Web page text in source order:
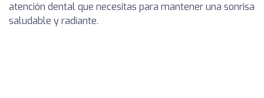
atención dental que necesitas para mantener una sonrisa
saludable y radiante.